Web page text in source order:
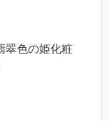
色の姫化粧